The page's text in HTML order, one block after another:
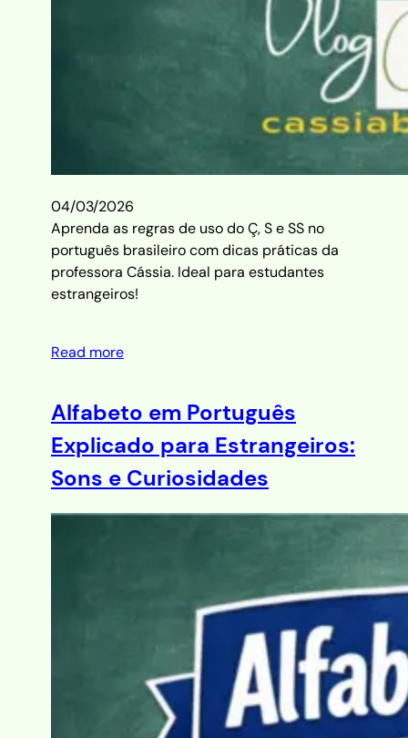
04/03/2026
Aprenda as regras de uso do Ç, S e SS no
português brasileiro com dicas práticas da
professora Cássia. Ideal para estudantes
estrangeiros!
Read more
Alfabeto em Português
Explicado para Estrangeiros:
Sons e Curiosidades